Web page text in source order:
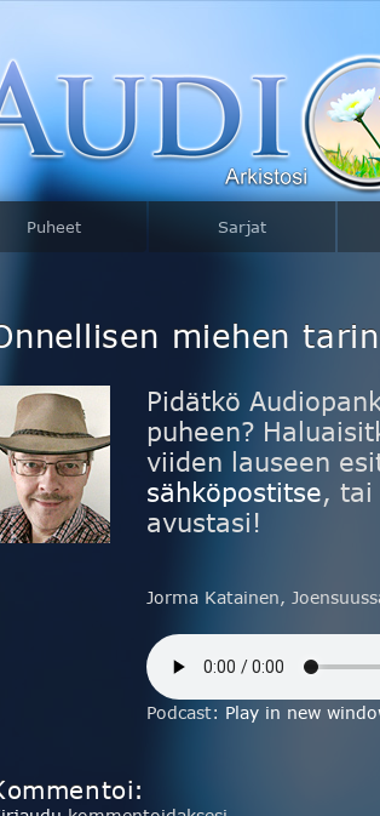
Puheet Sarjat
miehen
Pidätkö
puheen?
viiden lauseen
sähköpostitse, tai
avustasi!
Jorma Katainen,
Podcast: Play in new